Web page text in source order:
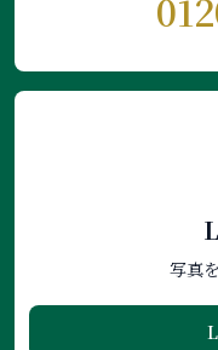
写真